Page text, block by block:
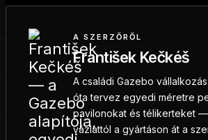
A SZERZŐRŐL
František Kečkéš
A családi Gazebo
óta tervez egyedi méretre
pavilonokat és télikerteket
vázlattól a gyártáson át a